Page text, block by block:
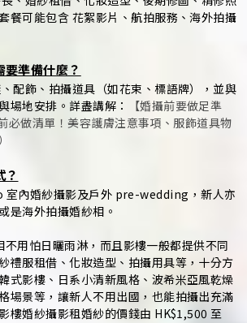
餐可能包含 花絮影片、航拍服務、海外拍攝
準備什麼？
配飾、拍攝道具（如花束、標語牌），並與
場地安排。詳盡講解：
【婚攝前要做足準
做清單！美容護膚注意事項、服飾道具物
？
室內婚紗攝影及戶外 pre-wedding，新人亦
是海外拍攝婚紗相。
用怕日曬雨淋，而且影樓一般都提供不同
禮服租借、化妝造型、拍攝用具等，十分方
式影樓、日系小清新風格、波希米亞風乾燥
場景等，讓新人不用出國，也能拍攝出充滿
樓婚紗攝影租婚紗的價錢由 HK$1,500 至